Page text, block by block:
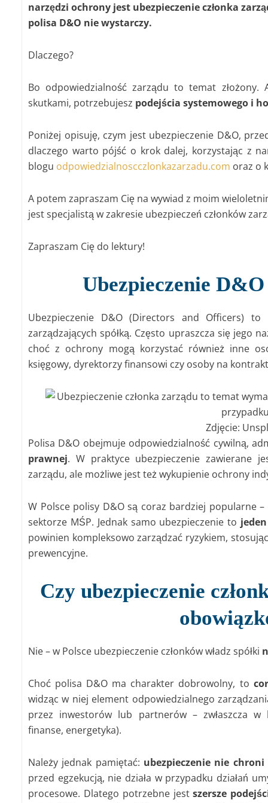
narzędzi ochrony jest ubezpieczenie członka
polisa D&O nie wystarczy.
Dlaczego?
Bo odpowiedzialność zarządu to temat złożony.
skutkami, potrzebujesz podejścia systemowego i
Poniżej opisuję, czym jest ubezpieczenie D&O,
dlaczego warto pójść o krok dalej, korzystając z
blogu odpowiedzialnoscczlonkazarzadu.com oraz o
A potem zapraszam Cię na wywiad z moim
jest specjalistą w zakresie ubezpieczeń członków
Zapraszam Cię do lektury!
Ubezpieczenie
Ubezpieczenie D&O (Directors and Officers)
zarządzających spółką. Często upraszcza się jego
choć z ochrony mogą korzystać również inne
księgowy, dyrektorzy finansowi czy osoby na
Zdjęcie:
Polisa D&O obejmuje odpowiedzialność cywilną,
prawnej. W praktyce ubezpieczenie zawierane
zarządu, ale możliwe jest też wykupienie ochrony
W Polsce polisy D&O są coraz bardziej popularne
sektorze MŚP. Jednak samo ubezpieczenie to
powinien kompleksowo zarządzać ryzykiem,
prewencyjne.
Czy ubezpieczenie
Nie – w Polsce ubezpieczenie członków władz spółki
Choć polisa D&O ma charakter dobrowolny, to
widząc w niej element odpowiedzialnego
przez inwestorów lub partnerów – zwłaszcza w
finanse, energetyka).
Należy jednak pamiętać: ubezpieczenie nie
przed egzekucją, nie działa w przypadku działań
procesowe. Dlatego potrzebne jestszersze